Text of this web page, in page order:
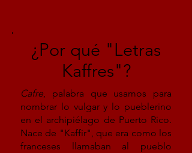
¿Por qué "Letras
Kaffres"?
Cafre, palabra que usamos para
nombrar lo vulgar y lo pueblerino
en el archipiélago de Puerto Rico.
Nace de "Kaffir", que era como los
franceses llamaban al pueblo